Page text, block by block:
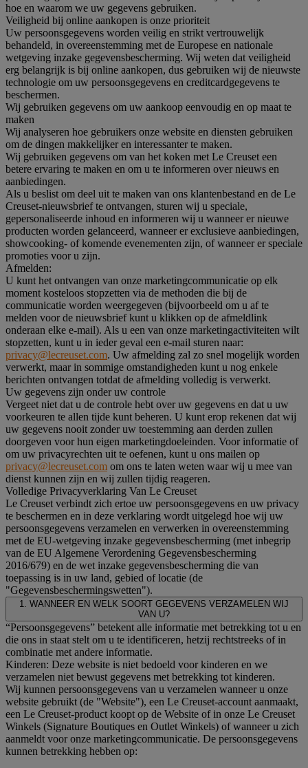
hoe en waarom we uw gegevens gebruiken.
Veiligheid bij online aankopen is onze prioriteit
Uw persoonsgegevens worden veilig en strikt vertrouwelijk
behandeld, in overeenstemming met de Europese en nationale
wetgeving inzake gegevensbescherming. Wij weten dat veiligheid
erg belangrijk is bij online aankopen, dus gebruiken wij de nieuwste
technologie om uw persoonsgegevens en creditcardgegevens te
beschermen.
Wij gebruiken gegevens om uw aankoop eenvoudig en op maat te
maken
Wij analyseren hoe gebruikers onze website en diensten gebruiken
om de dingen makkelijker en interessanter te maken.
Wij gebruiken gegevens om van het koken met Le Creuset een
betere ervaring te maken en om u te informeren over nieuws en
aanbiedingen.
Als u beslist om deel uit te maken van ons klantenbestand en de Le
Creuset-nieuwsbrief te ontvangen, sturen wij u speciale,
gepersonaliseerde inhoud en informeren wij u wanneer er nieuwe
producten worden gelanceerd, wanneer er exclusieve aanbiedingen,
showcooking- of komende evenementen zijn, of wanneer er speciale
promoties voor u zijn.
Afmelden:
U kunt het ontvangen van onze marketingcommunicatie op elk
moment kosteloos stopzetten via de methoden die bij de
communicatie worden weergegeven (bijvoorbeeld om u af te
melden voor de nieuwsbrief kunt u klikken op de afmeldlink
onderaan elke e-mail). Als u een van onze marketingactiviteiten wilt
stopzetten, kunt u in ieder geval een e-mail sturen naar:
privacy@lecreuset.com. Uw afmelding zal zo snel mogelijk worden
verwerkt, maar in sommige omstandigheden kunt u nog enkele
berichten ontvangen totdat de afmelding volledig is verwerkt.
Uw gegevens zijn onder uw controle
Vergeet niet dat u de controle hebt over uw gegevens en dat u uw
voorkeuren te allen tijde kunt beheren. U kunt erop rekenen dat wij
uw gegevens nooit zonder uw toestemming aan derden zullen
doorgeven voor hun eigen marketingdoeleinden. Voor informatie of
om uw privacyrechten uit te oefenen, kunt u ons mailen op
privacy@lecreuset.com om ons te laten weten waar wij u mee van
dienst kunnen zijn en wij zullen tijdig reageren.
Volledige Privacyverklaring Van Le Creuset
Le Creuset verbindt zich ertoe uw persoonsgegevens en uw privacy
te beschermen en in deze verklaring wordt uitgelegd hoe wij uw
persoonsgegevens verzamelen en verwerken in overeenstemming
met de EU-wetgeving inzake gegevensbescherming (met inbegrip
van de EU Algemene Verordening Gegevensbescherming
2016/679) en de wet inzake gegevensbescherming die van
toepassing is in uw land, gebied of locatie (de
"Gegevensbeschermingswetten").
1. WANNEER EN WELK SOORT GEGEVENS VERZAMELEN WIJ
VAN U?
“Persoonsgegevens” betekent alle informatie met betrekking tot u en
die ons in staat stelt om u te identificeren, hetzij rechtstreeks of in
combinatie met andere informatie.
Kinderen: Deze website is niet bedoeld voor kinderen en we
verzamelen niet bewust gegevens met betrekking tot kinderen.
Wij kunnen persoonsgegevens van u verzamelen wanneer u onze
website gebruikt (de "Website"), een Le Creuset-account aanmaakt,
een Le Creuset-product koopt op de Website of in onze Le Creuset
Winkels (Signature Boutiques en Outlet Winkels) of wanneer u zich
aanmeldt voor onze marketingcommunicatie. De persoonsgegevens
kunnen betrekking hebben op: